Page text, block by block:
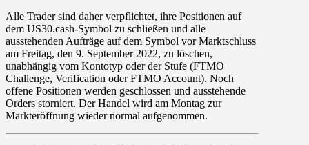
Alle Tradersind daher verpflichtet, ihre Positionen auf
dem US30.cash-Symbol zu schließen und alle
ausstehenden Aufträge auf dem Symbol vor Marktschluss
am Freitag, den 9. September 2022, zu löschen,
unabhängig vom Kontotyp oder der Stufe (FTMO
Challenge, Verification oder FTMO Account). Noch
offene Positionen werden geschlossen und ausstehende
Orders storniert. Der Handel wird am Montag zur
Markteröffnung wieder normal aufgenommen.